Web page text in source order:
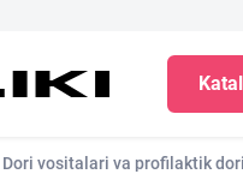
Dori vositalari va profilaktik